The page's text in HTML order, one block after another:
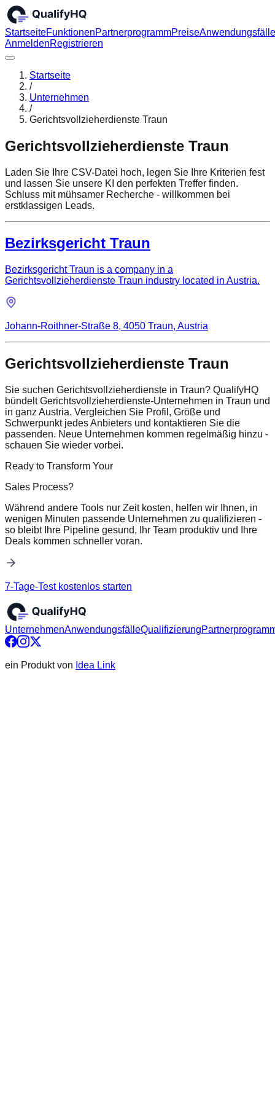
StartseiteFunktionenPartnerprogrammPreiseAnwendungsfälle
AnmeldenRegistrieren
Startseite
/
Unternehmen
/
Gerichtsvollzieherdienste Traun
Gerichtsvollzieherdienste Traun
Laden Sie Ihre CSV-Datei hoch, legen Sie Ihre Kriterien fest
und lassen Sie unsere KI den perfekten Treffer finden.
Schluss mit mühsamer Recherche - willkommen bei
erstklassigen Leads.
Bezirksgericht Traun
Bezirksgericht Traun is a company in a
Gerichtsvollzieherdienste Traun industry located in Austria.
Johann-Roithner-Straße 8, 4050 Traun, Austria
Gerichtsvollzieherdienste Traun
Sie suchen Gerichtsvollzieherdienste in Traun? QualifyHQ
bündelt Gerichtsvollzieherdienste-Unternehmen in Traun und
in ganz Austria. Vergleichen Sie Profil, Größe und
Schwerpunkt jedes Anbieters und kontaktieren Sie die
passenden. Neue Unternehmen kommen regelmäßig hinzu -
schauen Sie wieder vorbei.
Ready to Transform Your
Sales Process?
Während andere Tools nur Zeit kosten, helfen wir Ihnen, in
wenigen Minuten passende Unternehmen zu qualifizieren -
so bleibt Ihre Pipeline gesund, Ihr Team produktiv und Ihre
Deals kommen schneller voran.
7-Tage-Test kostenlos starten
UnternehmenAnwendungsfälleQualifizierung
ein Produkt von Idea Link